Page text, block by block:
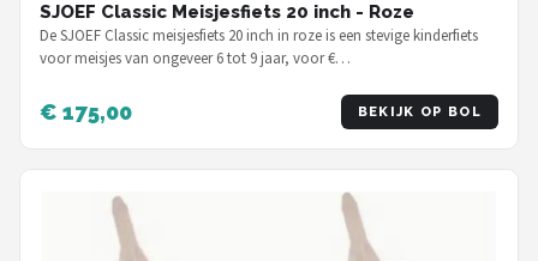
SJOEF Classic Meisjesfiets 20 inch - Roze
De SJOEF Classic meisjesfiets 20 inch in roze is een stevige kinderfiets
voor meisjes van ongeveer 6 tot 9 jaar, voor €…
€ 175,00 BEKIJK OP BOL